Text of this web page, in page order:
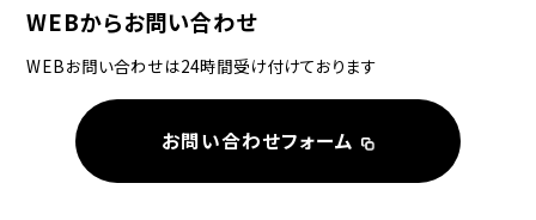
WEBからお問い合わせ
WEBお問い合わせは24時間受け付けております
お問い合わせフォーム